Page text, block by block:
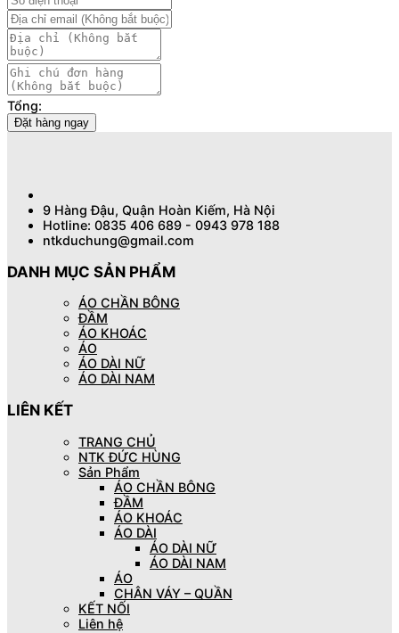
Tổng:
Đặt hàng ngay
9 Hàng Đậu, Quận Hoàn Kiếm, Hà Nội
Hotline: 0835 406 689 - 0943 978 188
ntkduchung@gmail.com
DANH MỤC SẢN PHẨM
ÁO CHẦN BÔNG
ĐẦM
ÁO KHOÁC
ÁO
ÁO DÀI NỮ
ÁO DÀI NAM
LIÊN KẾT
TRANG CHỦ
NTK ĐỨC HÙNG
Sản Phẩm
ÁO CHẦN BÔNG
ĐẦM
ÁO KHOÁC
ÁO DÀI
ÁO DÀI NỮ
ÁO DÀI NAM
ÁO
CHÂN VÁY – QUẦN
KẾT NỐI
Liên hệ